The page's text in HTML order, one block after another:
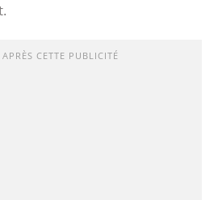
CETTE PUBLICITÉ